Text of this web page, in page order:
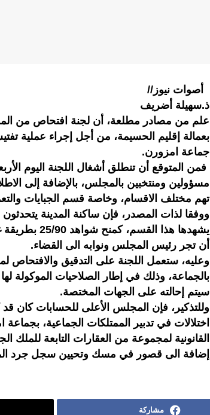
أصوات نيوز//
ذ.سهيلة أضريف
علم من مصادر مطلعة، أن لجنة افتحاص من
بعمالة إقليم الحسيمة، من أجل إجراء عملية
جماعة امزورن.
فمن المتوقع أن تنطلق أشغال اللجنة اليوم
مسؤولين ومنتخبين بالمجلس، بالإضافة إلى
تهم مختلف الاقسام، وخاصة قسم الجبايات
ووفقا لذات المصدر، فإن ساكنة المدينة
يشهدها هذا
أن تجر رئيس المجلس ونوابه الى القضاء.
وعليه، ستعمل اللجنة على التدقيق والافتحاص
بالجماعة، وذلك في إطار الصلاحيات الموكولة
سيتم إحالته على الجهات المختصة.
اختلالات في تدبير الممتلكات الجماعية،
القانونية لمجموعة من العقارات التابعة للملك
إضافة الى قصور في مسك وتحيين سجل جرد
مشاركة